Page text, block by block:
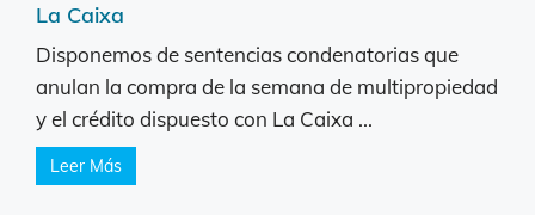
La Caixa
Disponemos de sentencias condenatorias que
anulan la compra de la semana de multipropiedad
y el crédito dispuesto con La Caixa ...
Leer Más